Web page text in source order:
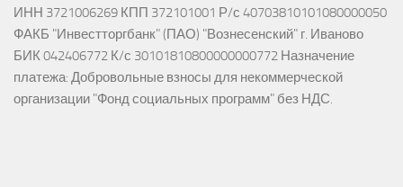
ИНН 3721006269 КПП 372101001 Р/с 40703810101080000050
ФАКБ "Инвестторгбанк" (ПАО) "Вознесенский" г. Иваново
БИК 042406772 К/с 30101810800000000772 Назначение
платежа: Добровольные взносы для некоммерческой
организации "Фонд социальных программ" без НДС.